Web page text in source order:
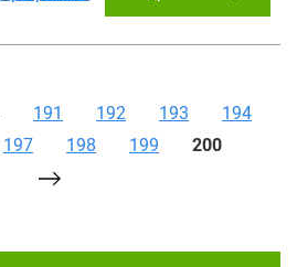
191 192 193
194
197 198 199 200